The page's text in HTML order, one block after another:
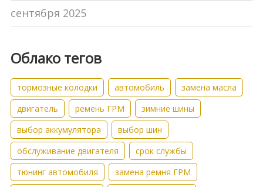
сентября 2025
Облако тегов
тормозные колодки автомобиль
замена масла
двигатель
ремень ГРМ
зимние шины
выбор аккумулятора
выбор шин
обслуживание двигателя
срок службы
тюнинг автомобиля
замена ремня ГРМ